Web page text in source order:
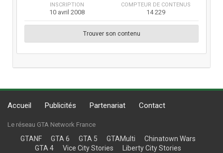
INSCRIPTION
10 avril 2008
COMPTEUR DE CONTENUS
14 229
Trouver son contenu
Accueil Publicités Partenariat Contact
Le réseau GTA Network France
GTANF GTA 6 GTA 5 GTAMulti
Chinatown Wars
GTA 4
Vice City Stories
Liberty City Stories